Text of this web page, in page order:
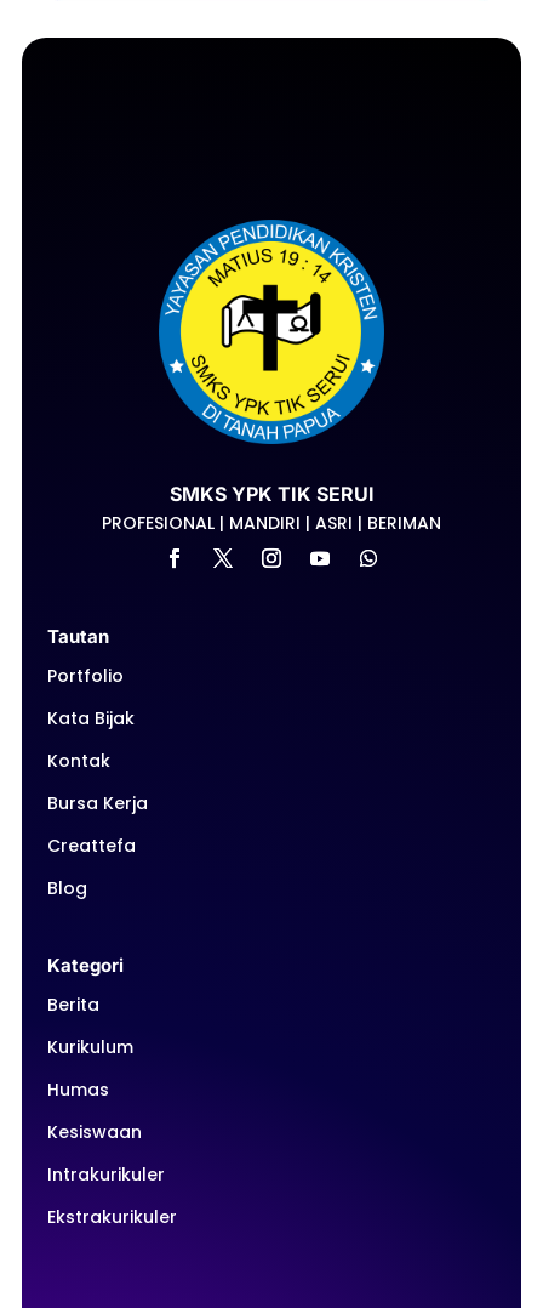
SMKS YPK TIK SERUI
PROFESIONAL | MANDIRI | ASRI | BERIMAN
Tautan
Portfolio
Kata Bijak
Kontak
Bursa Kerja
Creattefa
Blog
Kategori
Berita
Kurikulum
Humas
Kesiswaan
Intrakurikuler
Ekstrakurikuler